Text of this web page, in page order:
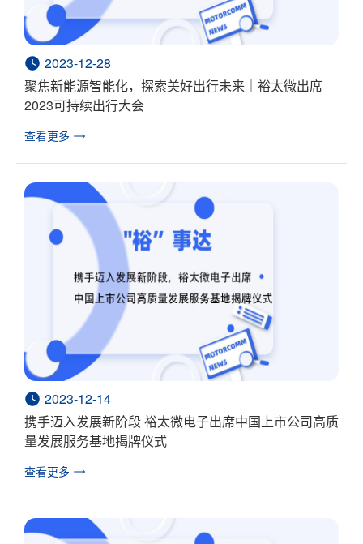
2023-12-28
聚焦新能源智能化，探索美好出行未来｜裕太微出席
2023可持续出行大会
查看更多
2023-12-14
携手迈入发展新阶段 裕太微电子出席中国上市公司高质
量发展服务基地揭牌仪式
查看更多